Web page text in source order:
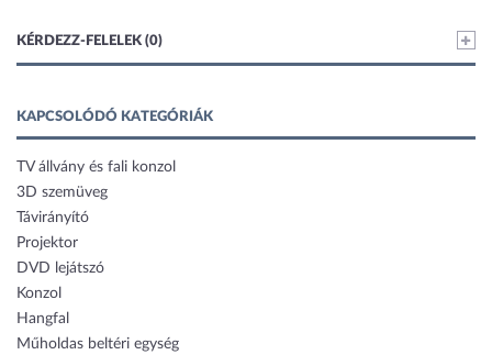
KÉRDEZZ-FELELEK (0)
KAPCSOLÓDÓ KATEGÓRIÁK
TV állvány és fali konzol
3D szemüveg
Távirányító
Projektor
DVD lejátszó
Konzol
Hangfal
Műholdas beltéri egység